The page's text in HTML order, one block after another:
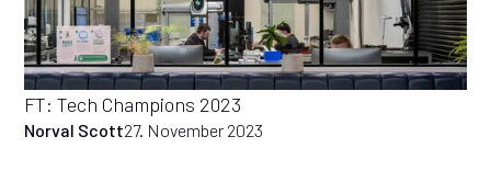
FT: Tech Champions 2023
Norval Scott27. November 2023